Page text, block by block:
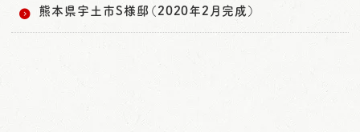
熊本県宇土市S様邸（2020年2月完成）